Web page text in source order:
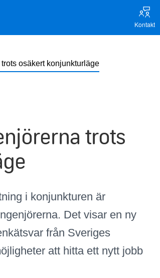
Kontakt
osäkert konjunkturläge
trots
i konjunkturen är
Det visar en ny
från Sveriges
att hitta ett nytt jobb